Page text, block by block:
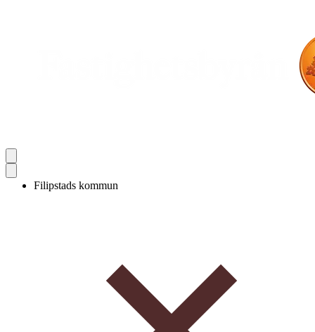
Filipstads kommun